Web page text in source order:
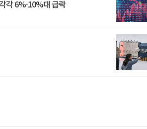
각 6%·10%대 급락